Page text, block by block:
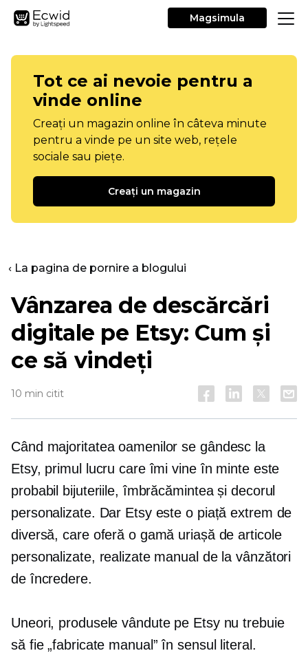
Magsimula
Tot ce ai nevoie pentru a
vinde online
Creați un magazin online în câteva minute
pentru a vinde pe un site web, rețele
sociale sau piețe.
Creați un magazin
‹ La pagina de pornire a blogului
Vânzarea de descărcări
digitale pe Etsy: Cum și
ce să vindeți
10 min citit
Când majoritatea oamenilor se gândesc la
Etsy, primul lucru care îmi vine în minte este
probabil bijuteriile, îmbrăcămintea și decorul
personalizate. Dar Etsy este o piață extrem de
diversă, care oferă o gamă uriașă de articole
personalizate, realizate manual de la vânzători
de încredere.
Uneori, produsele vândute pe Etsy nu trebuie
să fie „fabricate manual” în sensul literal.